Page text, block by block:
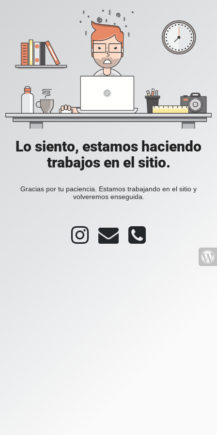
Lo siento, estamos haciendo
trabajos en el sitio.
Gracias por tu paciencia. Estamos trabajando en el sitio y
volveremos enseguida.